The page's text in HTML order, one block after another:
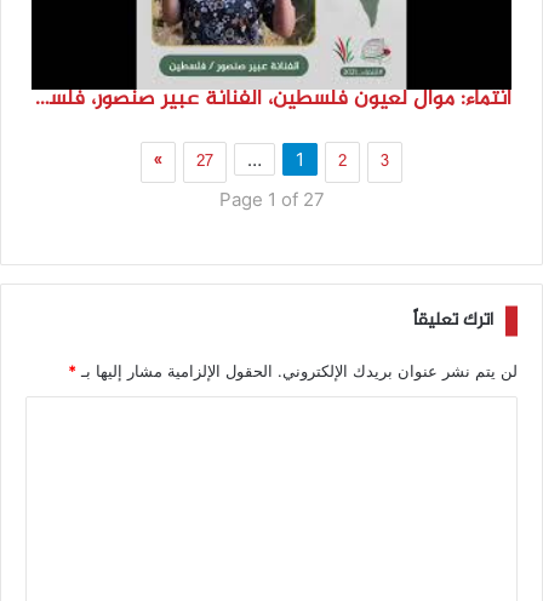
انتماء: موال لعيون فلسطين، الفنانة عبير صنصور، فلسطين
1 2 3
…
27
»
Page 1 of 27
اترك تعليقاً
لن يتم نشر عنوان بريدك الإلكتروني. الحقول الإلزامية مشار إليها بـ *